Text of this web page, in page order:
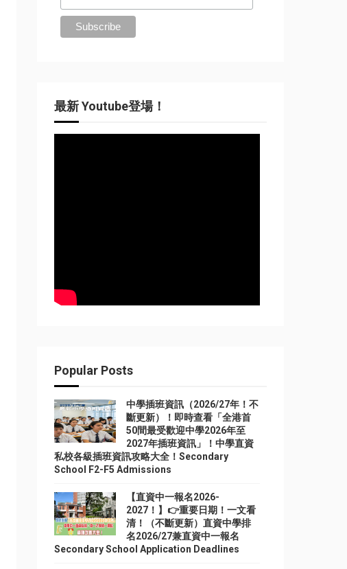
最新 Youtube登場！
Popular Posts
中學插班資訊（2026/27年！不
斷更新）！即時查看「全港首
50間最受歡迎中學2026年至
2027年插班資訊」！中學直資
私校各級插班資訊攻略大全！Secondary
School F2-F5 Admissions
【直資中一報名2026-
2027！】👉重要日期！一文看
清！（不斷更新）直資中學排
名2026/27兼直資中一報名
Secondary School Application Deadlines